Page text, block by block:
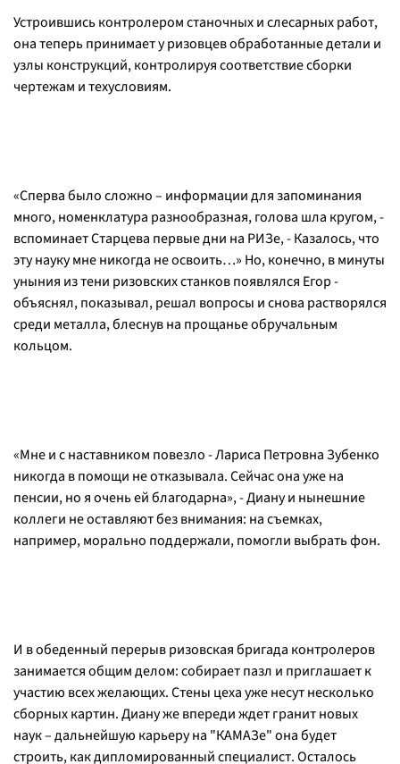
Устроившись контролером станочных и слесарных работ,
она теперь принимает у ризовцев обработанные детали и
узлы конструкций, контролируя соответствие сборки
чертежам и техусловиям.
«Сперва было сложно – информации для запоминания
много, номенклатура разнообразная, голова шла кругом, -
вспоминает Старцева первые дни на РИЗе, - Казалось, что
эту науку мне никогда не освоить…» Но, конечно, в минуты
уныния из тени ризовских станков появлялся Егор -
объяснял, показывал, решал вопросы и снова растворялся
среди металла, блеснув на прощанье обручальным
кольцом.
«Мне и с наставником повезло - Лариса Петровна Зубенко
никогда в помощи не отказывала. Сейчас она уже на
пенсии, но я очень ей благодарна», - Диану и нынешние
коллеги не оставляют без внимания: на съемках,
например, морально поддержали, помогли выбрать фон.
И в обеденный перерыв ризовская бригада контролеров
занимается общим делом: собирает пазл и приглашает к
участию всех желающих. Стены цеха уже несут несколько
сборных картин. Диану же впереди ждет гранит новых
наук – дальнейшую карьеру на "КАМАЗе" она будет
строить, как дипломированный специалист. Осталось